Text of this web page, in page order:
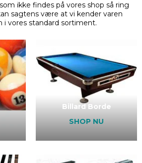
ikke findes på vores shop så ring
sagtens være at vi kender varen
i vores standard sortiment.
Billard Borde
SHOP NU